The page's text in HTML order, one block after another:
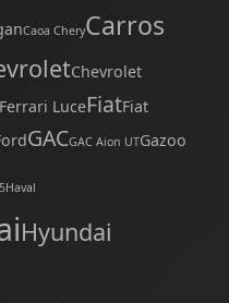
Caoa CheryCarros
Chevrolet
Ferrari LuceFiatFiat
GACGAC Aion UTGazoo
Haval
Hyundai